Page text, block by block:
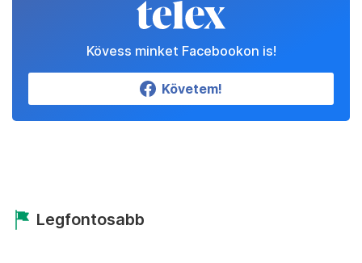
Kövess minket Facebookon is!
Követem!
Legfontosabb